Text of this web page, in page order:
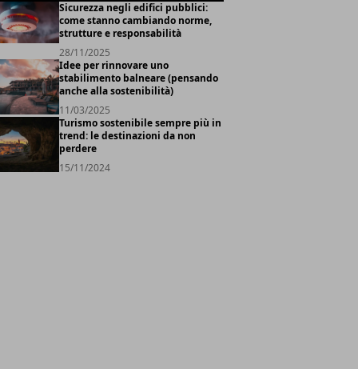
Sicurezza negli edifici pubblici:
come stanno cambiando norme,
strutture e responsabilità
28/11/2025
Idee per rinnovare uno
stabilimento balneare (pensando
anche alla sostenibilità)
11/03/2025
Turismo sostenibile sempre più in
trend: le destinazioni da non
perdere
15/11/2024